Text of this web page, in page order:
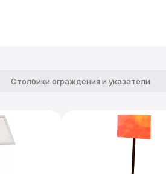
Столбики ограждения и указатели